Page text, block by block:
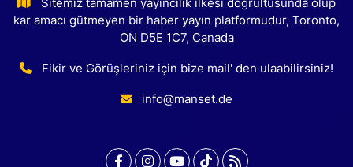
Sitemiz tamamen yayıncılık ilkesi doğrultusunda olup
kar amacı gütmeyen bir haber yayın platformudur, Toronto,
ON D5E 1C7, Canada
Fikir ve Görüşleriniz için bize mail' den ulaabilirsiniz!
info@manset.de